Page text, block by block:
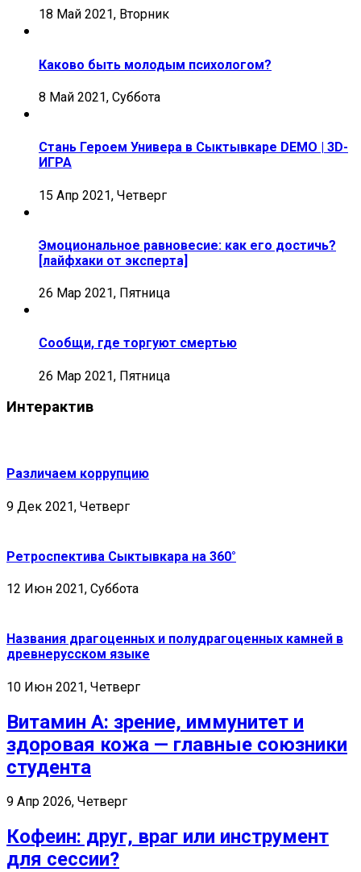
18 Май 2021, Вторник
Каково быть молодым психологом?
8 Май 2021, Суббота
Стань Героем Универа в Сыктывкаре DEMO | 3D-
ИГРА
15 Апр 2021, Четверг
Эмоциональное равновесие: как его достичь?
[лайфхаки от эксперта]
26 Мар 2021, Пятница
Сообщи, где торгуют смертью
26 Мар 2021, Пятница
Интерактив
Различаем коррупцию
9 Дек 2021, Четверг
Ретроспектива Сыктывкара на 360°
12 Июн 2021, Суббота
Названия драгоценных и полудрагоценных камней в
древнерусском языке
10 Июн 2021, Четверг
Витамин А: зрение, иммунитет и
здоровая кожа — главные союзники
студента
9 Апр 2026, Четверг
Кофеин: друг, враг или инструмент
для сессии?